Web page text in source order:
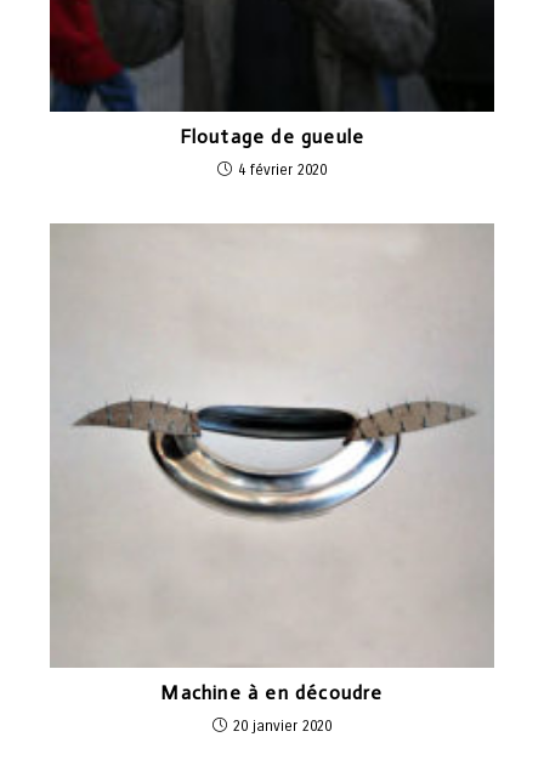
Floutage de gueule
4 février 2020
Machine à en découdre
20 janvier 2020